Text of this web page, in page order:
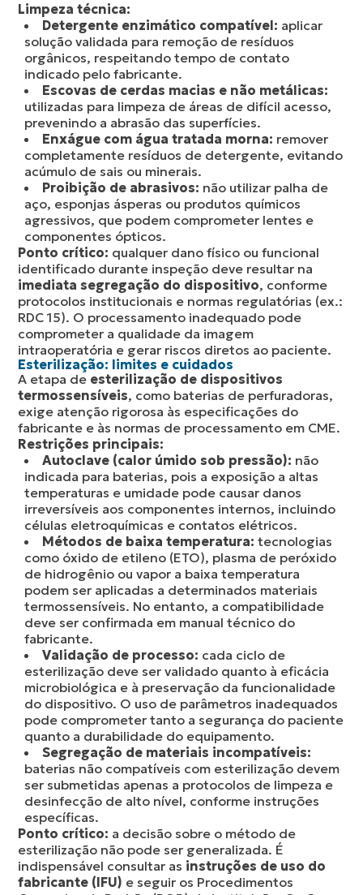
Limpeza técnica:
Detergente enzimático compatível: aplicar
solução validada para remoção de resíduos
orgânicos, respeitando tempo de contato
indicado pelo fabricante.
Escovas de cerdas macias e não metálicas:
utilizadas para limpeza de áreas de difícil acesso,
prevenindo a abrasão das superfícies.
Enxágue com água tratada morna: remover
completamente resíduos de detergente, evitando
acúmulo de sais ou minerais.
Proibição de abrasivos: não utilizar palha de
aço, esponjas ásperas ou produtos químicos
agressivos, que podem comprometer lentes e
componentes ópticos.
Ponto crítico: qualquer dano físico ou funcional
identificado durante inspeção deve resultar na
imediata segregação do dispositivo, conforme
protocolos institucionais e normas regulatórias (ex.:
RDC 15). O processamento inadequado pode
comprometer a qualidade da imagem
intraoperatória e gerar riscos diretos ao paciente.
Esterilização: limites e cuidados
A etapa de esterilização de dispositivos
termossensíveis, como baterias de perfuradoras,
exige atenção rigorosa às especificações do
fabricante e às normas de processamento em CME.
Restrições principais:
Autoclave (calor úmido sob pressão): não
indicada para baterias, pois a exposição a altas
temperaturas e umidade pode causar danos
irreversíveis aos componentes internos, incluindo
células eletroquímicas e contatos elétricos.
Métodos de baixa temperatura: tecnologias
como óxido de etileno (ETO), plasma de peróxido
de hidrogênio ou vapor a baixa temperatura
podem ser aplicadas a determinados materiais
termossensíveis. No entanto, a compatibilidade
deve ser confirmada em manual técnico do
fabricante.
Validação de processo: cada ciclo de
esterilização deve ser validado quanto à eficácia
microbiológica e à preservação da funcionalidade
do dispositivo. O uso de parâmetros inadequados
pode comprometer tanto a segurança do paciente
quanto a durabilidade do equipamento.
Segregação de materiais incompatíveis:
baterias não compatíveis com esterilização devem
ser submetidas apenas a protocolos de limpeza e
desinfecção de alto nível, conforme instruções
específicas.
Ponto crítico: a decisão sobre o método de
esterilização não pode ser generalizada. É
indispensável consultar as instruções de uso do
fabricante (IFU) e seguir os Procedimentos